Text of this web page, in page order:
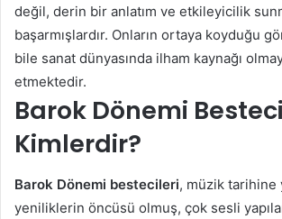
değil, derin bir anlatım ve etkileyicilik
başarmışlardır. Onların ortaya koyduğu
bile sanat dünyasında ilham kaynağı
etmektedir.
Barok Dönemi
Kimlerdir?
Barok Dönemi bestecileri, müzik tarihine
yeniliklerin öncüsü olmuş, çok sesli